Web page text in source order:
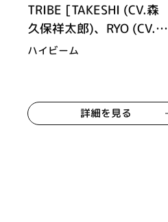
TRIBE [TAKESHI (CV.森
久保祥太郎)、RYO (CV.寺
島拓篤)、YUTO (CV.梶裕
ハイビーム
詳細を見る